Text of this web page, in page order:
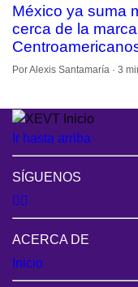
México ya suma
cerca de la
Por Alexis Santamaría · 3
Ir hasta arriba
SÍGUENOS
ACERCA DE
Inicio